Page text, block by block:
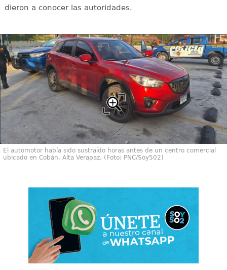
dieron a conocer las autoridades.
El automotor había sido sustraído horas antes de un centro comercial
ubicado en Cobán, Alta Verapaz. (Foto: PNC/Soy502)